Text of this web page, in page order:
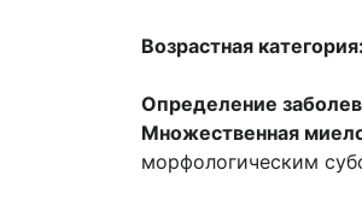
Возрастная категория:
Определение
Множественная
морфологическим